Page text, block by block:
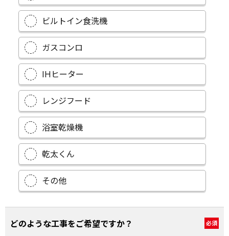
ビルトイン食洗機
ガスコンロ
IHヒーター
レンジフード
浴室乾燥機
乾太くん
その他
どのような工事をご希望ですか？ 必須